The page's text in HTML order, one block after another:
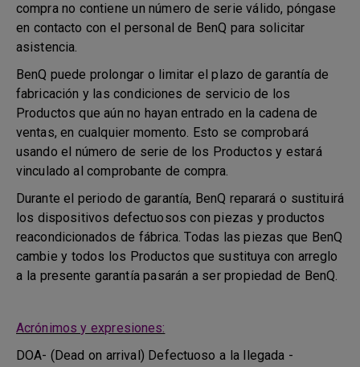
compra no contiene un número de serie válido, póngase
en contacto con el personal de BenQ para solicitar
asistencia.
BenQ puede prolongar o limitar el plazo de garantía de
fabricación y las condiciones de servicio de los
Productos que aún no hayan entrado en la cadena de
ventas, en cualquier momento. Esto se comprobará
usando el número de serie de los Productos y estará
vinculado al comprobante de compra.
Durante el periodo de garantía, BenQ reparará o sustituirá
los dispositivos defectuosos con piezas y productos
reacondicionados de fábrica. Todas las piezas que BenQ
cambie y todos los Productos que sustituya con arreglo
a la presente garantía pasarán a ser propiedad de BenQ.
Acrónimos y expresiones:
DOA- (Dead on arrival) Defectuoso a la llegada -